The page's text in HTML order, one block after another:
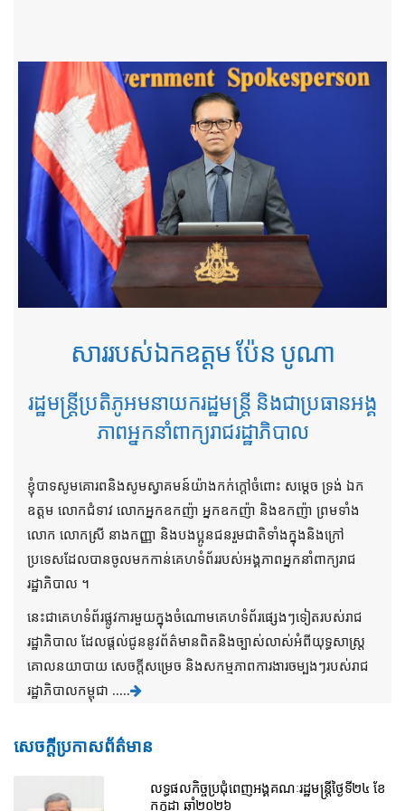
សាររបស់ឯកឧត្តម ប៉ែន បូណា
រដ្ឋមន្ត្រីប្រតិភូអមនាយករដ្ឋមន្ត្រី និងជាប្រធានអង្គ
ភាពអ្នកនាំពាក្យរាជរដ្ឋាភិបាល
ខ្ញុំបាទសូមគោរពនិងសូមស្វាគមន៍យ៉ាងកក់ក្តៅចំពោះ សម្តេច ទ្រង់ ឯក
ឧត្តម លោកជំទាវ លោកអ្នកឧកញ៉ា អ្នកឧកញ៉ា និងឧកញ៉ា ព្រមទាំង
លោក លោកស្រី នាងកញ្ញា និងបងប្អូនជនរួមជាតិទាំងក្នុងនិងក្រៅ
ប្រទេសដែលបានចូលមកកាន់គេហទំព័ររបស់អង្គភាពអ្នកនាំពាក្យរាជ
រដ្ឋាភិបាល ។
នេះជាគេហទំព័រផ្លូវការមួយក្នុងចំណោមគេហទំព័រផ្សេងៗទៀតរបស់រាជ
រដ្ឋាភិបាល ដែលផ្តល់ជូននូវព័ត៌មានពិតនិងច្បាស់លាស់អំពីយុទ្ធសាស្រ្ត
គោលនយាបាយ សេចក្តីសម្រេច និងសកម្មភាពការងារចម្បងៗរបស់រាជ
រដ្ឋាភិបាលកម្ពុជា .....
សេចក្តីប្រកាសព័ត៌មាន
លទ្ធផលកិច្ចប្រជុំពេញអង្គគណៈរដ្ឋមន្រ្តីថ្ងៃទី២៤ ខែ
កក្កដា ឆ្នាំ២០២៦